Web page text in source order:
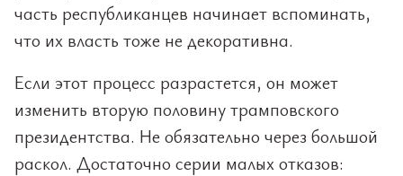
часть республиканцев начинает вспоминать,
что их власть тоже не декоративна.
Если этот процесс разрастется, он может
изменить вторую половину трамповского
президентства. Не обязательно через большой
раскол. Достаточно серии малых отказов: